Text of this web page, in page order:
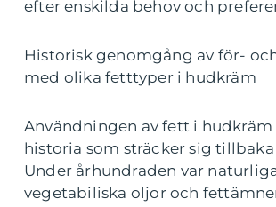
efter enskilda behov och
Historisk genomgång av för-
med olika fetttyper i hudkräm
Användningen av fett i hudkräm
historia som sträcker sig
Under århundraden var
vegetabiliska oljor och